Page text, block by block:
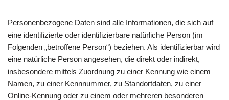
Personenbezogene Daten sind alle Informationen, die sich auf
eine identifizierte oder identifizierbare natürliche Person (im
Folgenden „betroffene Person“) beziehen. Als identifizierbar wird
eine natürliche Person angesehen, die direkt oder indirekt,
insbesondere mittels Zuordnung zu einer Kennung wie einem
Namen, zu einer Kennnummer, zu Standortdaten, zu einer
Online-Kennung oder zu einem oder mehreren besonderen